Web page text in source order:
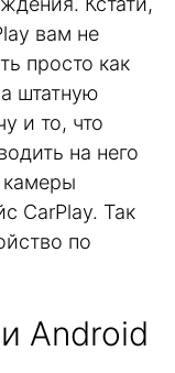
вам не
просто как
штатную
и то, что
на него
CarPlay. Так
по
Android